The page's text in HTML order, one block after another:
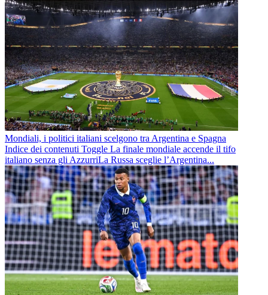
Mondiali, i politici italiani scelgono tra Argentina e Spagna
Indice dei contenuti Toggle La finale mondiale accende il tifo
italiano senza gli AzzurriLa Russa sceglie l’Argentina...